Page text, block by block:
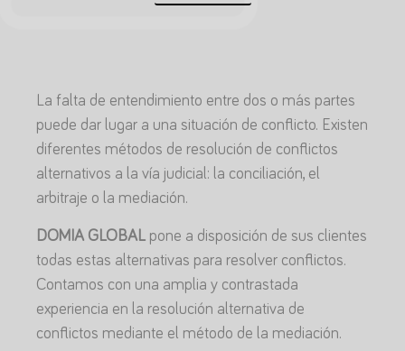
La falta de entendimiento entre dos o más partes
puede dar lugar a una situación de conflicto. Existen
diferentes métodos de resolución de conflictos
alternativos a la vía judicial: la conciliación, el
arbitraje o la mediación.
DOMIA GLOBAL pone a disposición de sus clientes
todas estas alternativas para resolver conflictos.
Contamos con una amplia y contrastada
experiencia en la resolución alternativa de
conflictos mediante el método de la mediación.